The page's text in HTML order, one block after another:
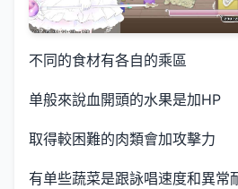
不同的食材有各自的乘區
单般來說血開頭的水果是加HP
取得較困難的肉類會加攻擊力
有单些蔬菜是跟詠唱速度和異常